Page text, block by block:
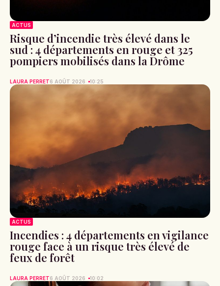
ACTUS
Risque d’incendie très élevé dans le
sud : 4 départements en rouge et 325
pompiers mobilisés dans la Drôme
LAURA PERRET6 AOÛT 2026 10:25
ACTUS
Incendies : 4 départements en vigilance
rouge face à un risque très élevé de
feux de forêt
LAURA PERRET6 AOÛT 2026 10:02